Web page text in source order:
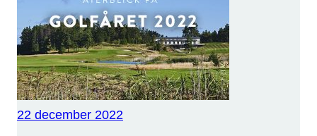
22 december 2022